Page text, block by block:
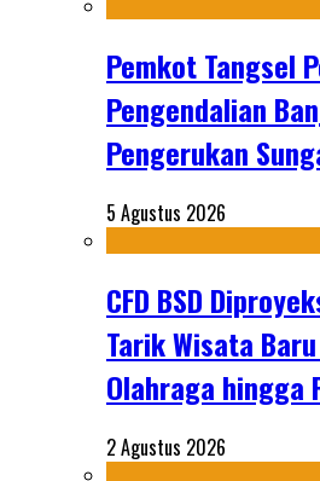
Pemkot Tangsel
Pengendalian
Pengerukan
5 Agustus 2026
CFD BSD
Tarik Wisata
Olahraga hingga
2 Agustus 2026